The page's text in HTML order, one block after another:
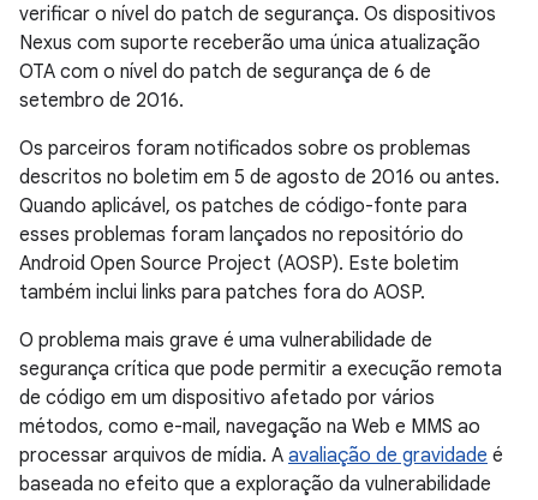
verificar o nível do patch de segurança. Os dispositivos
Nexus com suporte receberão uma única atualização
OTA com o nível do patch de segurança de 6 de
setembro de 2016.
Os parceiros foram notificados sobre os problemas
descritos no boletim em 5 de agosto de 2016 ou antes.
Quando aplicável, os patches de código-fonte para
esses problemas foram lançados no repositório do
Android Open Source Project (AOSP). Este boletim
também inclui links para patches fora do AOSP.
O problema mais grave é uma vulnerabilidade de
segurança crítica que pode permitir a execução remota
de código em um dispositivo afetado por vários
métodos, como e-mail, navegação na Web e MMS ao
processar arquivos de mídia. A avaliação de gravidade é
baseada no efeito que a exploração da vulnerabilidade